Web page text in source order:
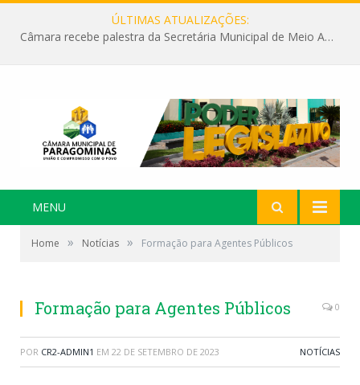
ÚLTIMAS ATUALIZAÇÕES:
Câmara recebe palestra da Secretária Municipal de Meio Ambiente sobre as ações da “SEMANA DO MEIO AMBIENTE”
MENU
Home » Notícias » Formação para Agentes Públicos
Formação para Agentes Públicos 0
POR CR2-ADMIN1 EM 22 DE SETEMBRO DE 2023 NOTÍCIAS